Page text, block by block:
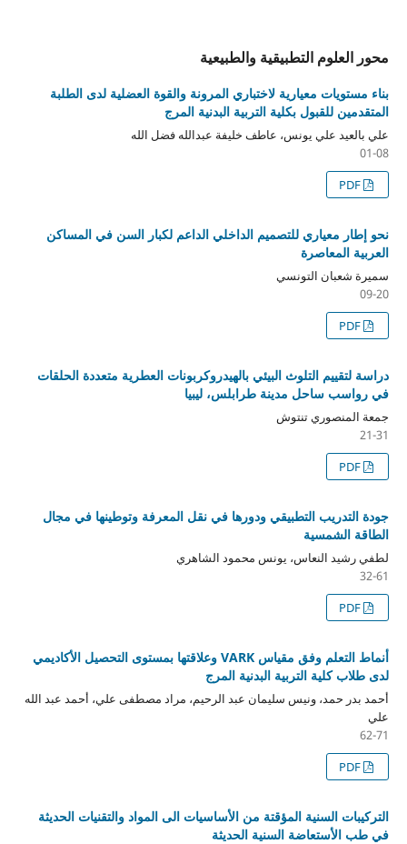
محور العلوم التطبيقية والطبيعية
بناء مستويات معيارية لاختباري المرونة والقوة العضلية لدى الطلبة
المتقدمين للقبول بكلية التربية البدنية المرج
علي بالعيد علي يونس، عاطف خليفة عبدالله فضل الله
01-08
PDF
نحو إطار معياري للتصميم الداخلي الداعم لكبار السن في المساكن
العربية المعاصرة
سميرة شعبان التونسي
09-20
PDF
دراسة لتقييم التلوث البيئي بالهيدروكربونات العطرية متعددة الحلقات
في رواسب ساحل مدينة طرابلس، ليبيا
جمعة المنصوري تنتوش
21-31
PDF
جودة التدريب التطبيقي ودورها في نقل المعرفة وتوطينها في مجال
الطاقة الشمسية
لطفي رشيد النعاس، يونس محمود الشاهري
32-61
PDF
أنماط التعلم وفق مقياس VARK وعلاقتها بمستوى التحصيل الأكاديمي
لدى طلاب كلية التربية البدنية المرج
أحمد بدر حمد، ونيس سليمان عبد الرحيم، مراد مصطفى علي، أحمد عبد الله
علي
62-71
PDF
التركيبات السنية المؤقتة من الأساسيات الى المواد والتقنيات الحديثة
في طب الأستعاضة السنية الحديثة